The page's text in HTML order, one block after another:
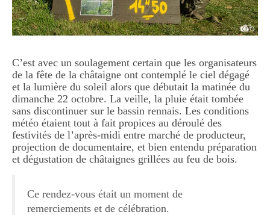
C’est avec un soulagement certain que les organisateurs
de la fête de la châtaigne ont contemplé le ciel dégagé
et la lumière du soleil alors que débutait la matinée du
dimanche 22 octobre. La veille, la pluie était tombée
sans discontinuer sur le bassin rennais. Les conditions
météo étaient tout à fait propices au déroulé des
festivités de l’après-midi entre marché de producteur,
projection de documentaire, et bien entendu préparation
et dégustation de châtaignes grillées au feu de bois.
Ce rendez-vous était un moment de
remerciements et de célébration.